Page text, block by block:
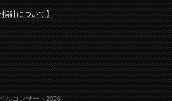
針について】
ルコンサート2026